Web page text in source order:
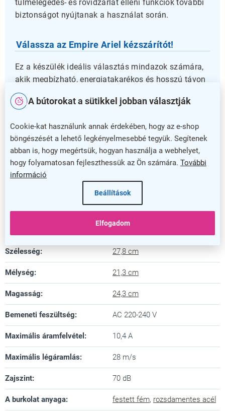
A bútorokat a sütikkel jobban választják
Cookie-kat használunk annak érdekében, hogy az e-shop
böngészését a lehető legkényelmesebbé tegyük. Segítenek
abban is, hogy megértsük, hogyan használja a webhelyet,
hogy folyamatosan fejleszthessük az Ön számára. További
információ
Beállítások
Elfogadom
túlmelegedés- és rövidzárlat elleni funkciók további
biztonságot nyújtanak a használat során.
Válassza az Empire Ariel kézszárítót!
Ez a készülék ideális választás mindazok számára,
akik megbízható, energiatakarékos és hosszú távon
használható kézszárítót keresnek. A 5 év garancia
pedig plusz biztosítékot ad a tartósságért és a
kézszárítást munkahelyén vagy közösségi
területeken az Empire Ariel segítségével!
Kiegészítő paraméterek
Meleglevegős kézszárítók
Szín: matt inox acél
Szélesség: 27,8 cm
Mélység: 21,3 cm
Magasság: 24,3 cm
Bemeneti feszültség: AC 220-240 V
Maximális áramfelvétel : 10,4 A
Maximális légáramlás: 28 m/s
Zajszint: 70 dB
A burkolat anyaga: festett fém, rozsdamentes acél